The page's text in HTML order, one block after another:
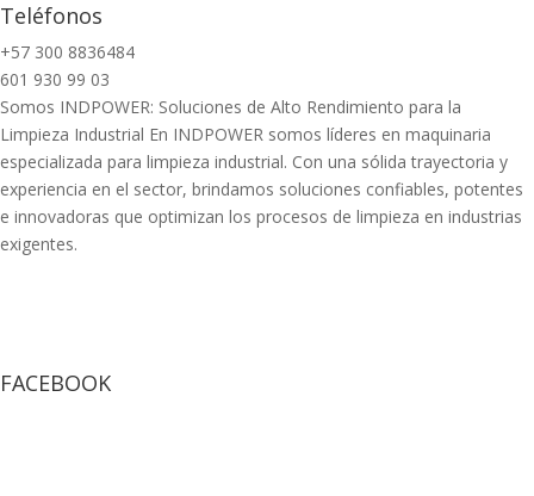
Teléfonos
+57 300 8836484
601 930 99 03
Somos INDPOWER: Soluciones de Alto Rendimiento para la
Limpieza Industrial En INDPOWER somos líderes en maquinaria
especializada para limpieza industrial. Con una sólida trayectoria y
experiencia en el sector, brindamos soluciones confiables, potentes
e innovadoras que optimizan los procesos de limpieza en industrias
exigentes.
FACEBOOK